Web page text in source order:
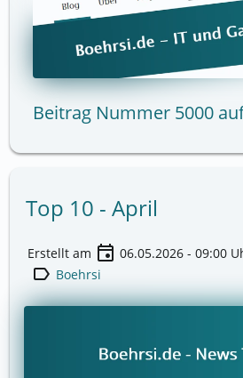
Beitrag Nummer 5000
Top 10 - April
Erstellt am event 06.05.2026 - 09:00
label Boehrsi